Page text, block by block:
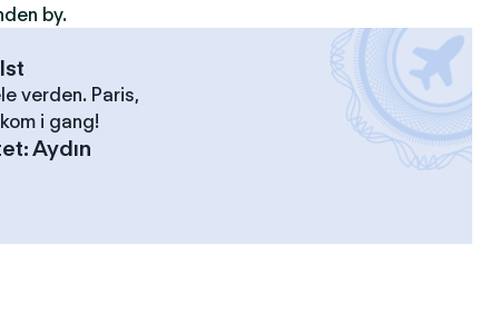
by.
verden. Paris,
i gang!
:Aydın